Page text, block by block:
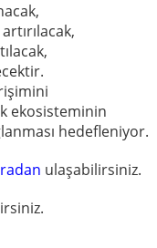
artırılacak,
ekosisteminin
hedefleniyor.
ulaşabilirsiniz.